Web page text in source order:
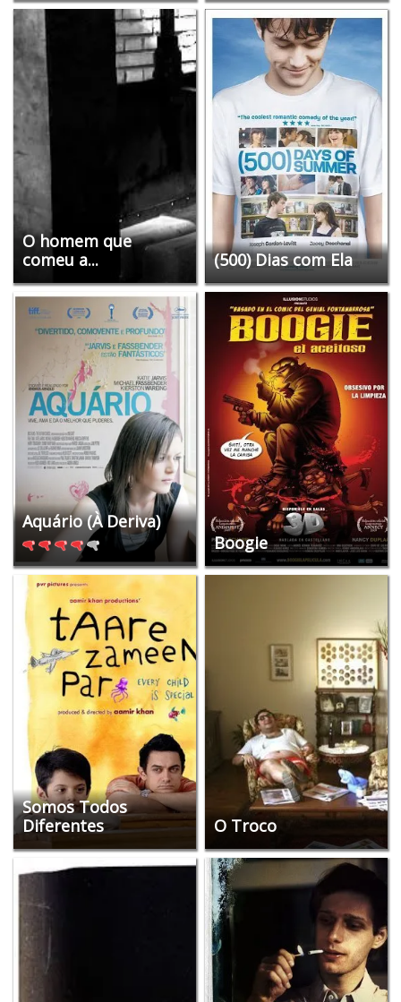
O homem que
comeu a...
(500) Dias com Ela
Aquário (À Deriva)
Boogie
Somos Todos
Diferentes
O Troco